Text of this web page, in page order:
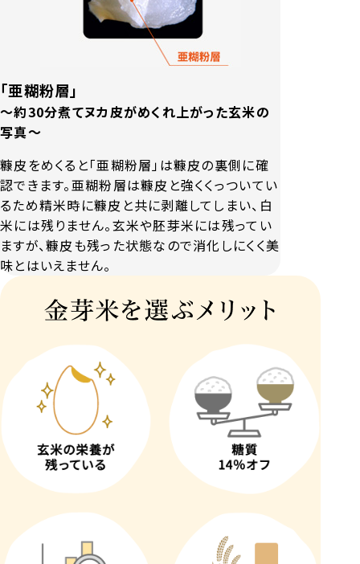
「亜糊粉層」
～約30分煮てヌカ皮がめくれ上がった玄米の
写真～
糠皮をめくると「亜糊粉層」は糠皮の裏側に確
認できます。亜糊粉層は糠皮と強くくっついてい
るため精米時に糠皮と共に剥離してしまい、白
米には残りません。玄米や胚芽米には残ってい
ますが、糠皮も残った状態なので消化しにくく美
味とはいえません。